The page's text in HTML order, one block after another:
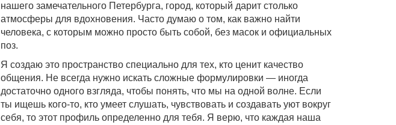
нашего замечательного Петербурга, город, который дарит столько
атмосферы для вдохновения. Часто думаю о том, как важно найти
человека, с которым можно просто быть собой, без масок и официальных
поз.
Я создаю это пространство специально для тех, кто ценит качество
общения. Не всегда нужно искать сложные формулировки — иногда
достаточно одного взгляда, чтобы понять, что мы на одной волне. Если
ты ищешь кого-то, кто умеет слушать, чувствовать и создавать уют вокруг
себя, то этот профиль определенно для тебя. Я верю, что каждая наша